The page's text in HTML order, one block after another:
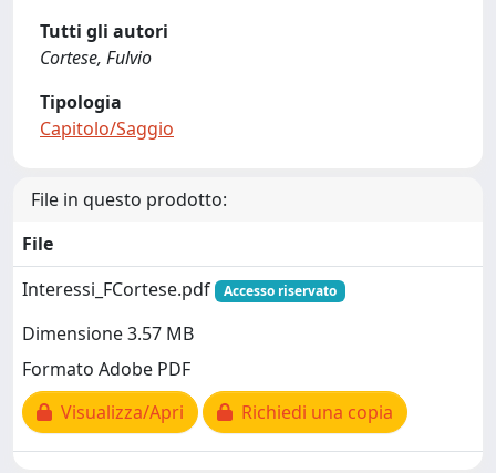
Tutti gli autori
Cortese, Fulvio
Tipologia
Capitolo/Saggio
File in questo prodotto:
File
Interessi_FCortese.pdf
Accesso riservato
Dimensione 3.57 MB
Formato Adobe PDF
Visualizza/Apri
Richiedi una copia